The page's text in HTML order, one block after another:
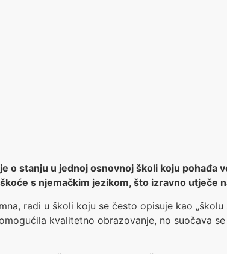
o stanju u jednoj osnovnoj školi koju pohađa
s njemačkim jezikom, što izravno utječe
radi u školi koju se često opisuje kao „školu
kvalitetno obrazovanje, no suočava